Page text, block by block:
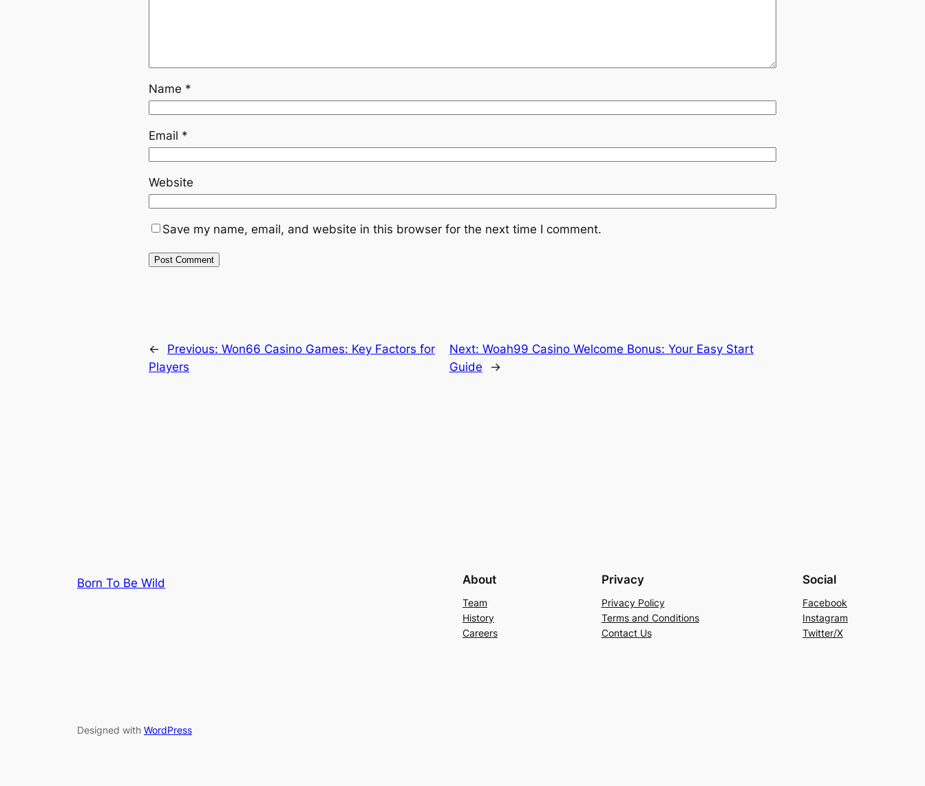
Name *
Email *
Website
Save my name, email, and website in this browser for the next time I comment.
← Previous: Won66 Casino Games: Key Factors for
Players
Next: Woah99 Casino​ Welcome Bonus: Your Easy Start
Guide
→
Born To Be Wild About
Team
History
Careers
Privacy
Privacy Policy
Terms and Conditions
Contact Us
Social
Facebook
Instagram
Twitter/X
Designed with WordPress